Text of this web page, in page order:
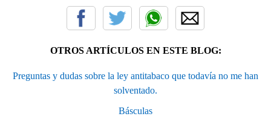
OTROS ARTÍCULOS EN ESTE BLOG:
Preguntas y dudas sobre la ley antitabaco que todavía no me han
solventado.
Básculas